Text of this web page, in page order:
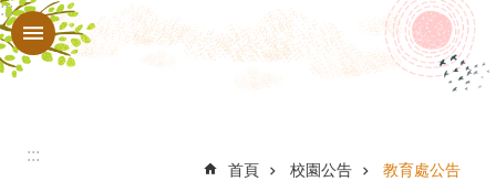
跳到主要內容區塊
進
認
:::
:::
首頁 校園公告 教育處公告